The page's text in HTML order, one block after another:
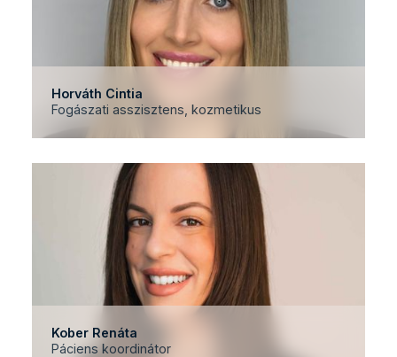
Horváth Cintia
Fogászati asszisztens, kozmetikus
Kober Renáta
Páciens koordinátor